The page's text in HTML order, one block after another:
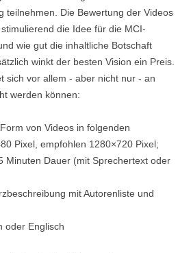
teilnehmen. Die Bewertung der Videos
die Idee für die MCI-
wie gut die inhaltliche Botschaft
winkt der besten Vision ein Preis.
vor allem - aber nicht nur - an
werden können:
von Videos in folgenden
Pixel, empfohlen 1280×720 Pixel;
Minuten Dauer (mit Sprechertext oder
mit Autorenliste und
oder Englisch